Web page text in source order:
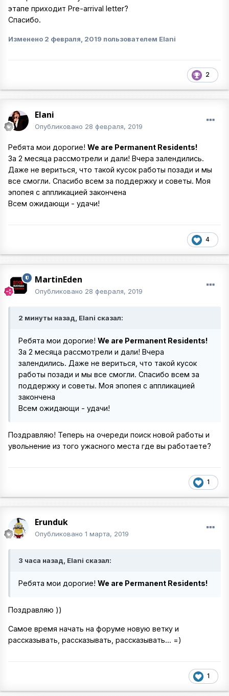
этапе приходит Pre-arrival letter?
Спасибо.
Изменено 2 февраля, 2019 пользователем Elani
2
Elani
Опубликовано 28 февраля, 2019
Ребята мои дорогие! We are Permanent Residents!
За 2 месяца рассмотрели и дали! Вчера залендились.
Даже не вериться, что такой кусок работы позади и мы
все смогли. Спасибо всем за поддержку и советы. Моя
эпопея с аппликацией закончена
Всем ожидающи - удачи!
4
MartinEden
Опубликовано 28 февраля, 2019
2 минуты назад, Elani сказал:
Ребята мои дорогие! We are Permanent Residents!
За 2 месяца рассмотрели и дали! Вчера
залендились. Даже не вериться, что такой кусок
работы позади и мы все смогли. Спасибо всем за
поддержку и советы. Моя эпопея с аппликацией
закончена
Всем ожидающи - удачи!
Поздравляю! Теперь на очереди поиск новой работы и
увольнение из того ужасного места где вы работаете?
1
Erunduk
Опубликовано 1 марта, 2019
3 часа назад, Elani сказал:
Ребята мои дорогие! We are Permanent Residents!
Поздравляю ))
Самое время начать на форуме новую ветку и
рассказывать, рассказывать, рассказывать... =)
1